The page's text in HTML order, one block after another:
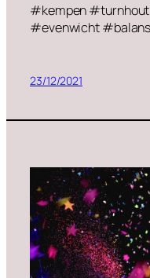
#kempen
#evenwicht
23/12/2021